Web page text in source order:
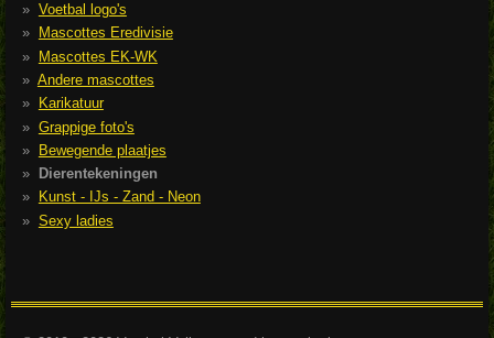
Voetbal logo's
Mascottes Eredivisie
Mascottes EK-WK
Andere mascottes
Karikatuur
Grappige foto's
Bewegende plaatjes
Dierentekeningen
Kunst - IJs - Zand - Neon
Sexy ladies